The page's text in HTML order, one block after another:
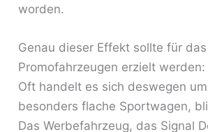
worden.
Genau dieser Effekt sollte für das
Promofahrzeugen erzielt
Oft handelt es sich deswegen
besonders flache Sportwagen,
Das Werbefahrzeug, das Signal